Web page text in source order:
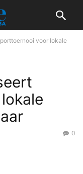
voor lokale
0